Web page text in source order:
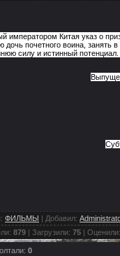
императором Китая указ о
дочь почетного воина, занять
силу и истинный
: ФИЛЬМЫ | Добавил:
: 879 | Загрузили: 75 | Оценили:
: 0